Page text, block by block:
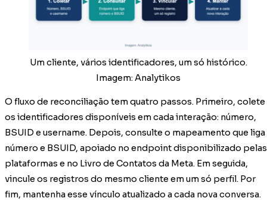
Um cliente, vários identificadores, um só histórico.
Imagem: Analytikos
O fluxo de reconciliação tem quatro passos. Primeiro, colete
os identificadores disponíveis em cada interação: número,
BSUID e username. Depois, consulte o mapeamento que liga
número e BSUID, apoiado no endpoint disponibilizado pelas
plataformas e no Livro de Contatos da Meta. Em seguida,
vincule os registros do mesmo cliente em um só perfil. Por
fim, mantenha esse vínculo atualizado a cada nova conversa.